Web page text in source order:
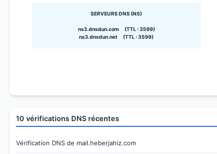
SERVEURS DNS (NS)
ns3.dnsdun.com (TTL : 3599)
ns3.dnsdun.net (TTL : 3599)
10 vérifications DNS récentes
Vérification DNS de mail.heberjahiz.com